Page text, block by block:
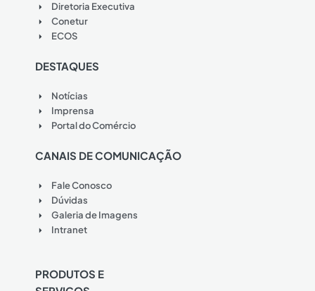
Diretoria Executiva
Conetur
ECOS
DESTAQUES
Notícias
Imprensa
Portal do Comércio
CANAIS DE COMUNICAÇÃO
Fale Conosco
Dúvidas
Galeria de Imagens
Intranet
PRODUTOS E